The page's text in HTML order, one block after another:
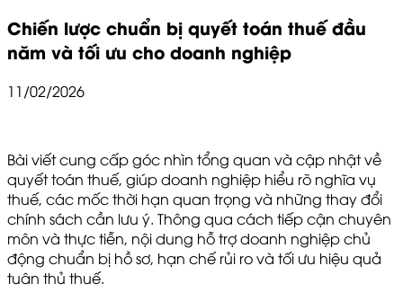
Chiến lược chuẩn bị quyết toán thuế đầu
năm và tối ưu cho doanh nghiệp
11/02/2026
Bài viết cung cấp góc nhìn tổng quan và cập nhật về
quyết toán thuế, giúp doanh nghiệp hiểu rõ nghĩa vụ
thuế, các mốc thời hạn quan trọng và những thay đổi
chính sách cần lưu ý. Thông qua cách tiếp cận chuyên
môn và thực tiễn, nội dung hỗ trợ doanh nghiệp chủ
động chuẩn bị hồ sơ, hạn chế rủi ro và tối ưu hiệu quả
tuân thủ thuế.